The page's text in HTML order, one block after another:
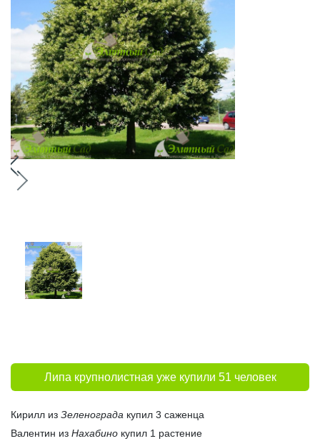
Липа крупнолистная уже купили 51 человек
Кирилл из Зеленограда купил 3 саженца
Валентин из Нахабино купил 1 растение